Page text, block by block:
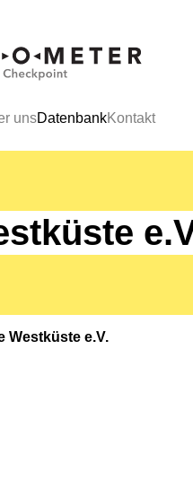
unsDatenbankKontakt
Westküste e.V.